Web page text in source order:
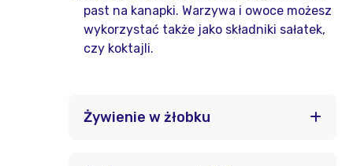
past na kanapki. Warzywa i owoce możesz
wykorzystać także jako składniki sałatek,
czy koktajli.
Żywienie w żłobku